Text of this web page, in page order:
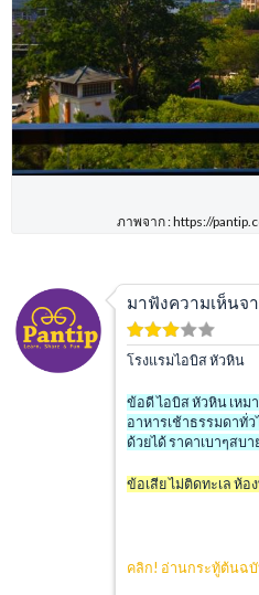
ภาพจาก : https://
มาฟังความเห็นจ
โรงแรมไอบิส หัวหิน
ข้อดี ไอบิส หัวหิน เหม
อาหารเช้าธรรมดาทั่ว
ด้วยได้ ราคาเบาๆสบา
ข้อเสีย ไม่ติดทะเล ห้อ
คลิก! อ่านกระทู้ต้นฉ